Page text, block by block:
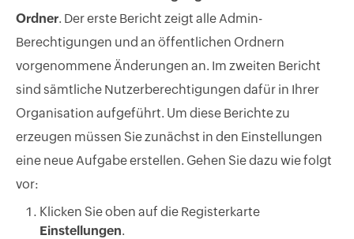
Ordner. Der erste Bericht zeigt alle Admin-
Berechtigungen und an öffentlichen Ordnern
vorgenommene Änderungen an. Im zweiten Bericht
sind sämtliche Nutzerberechtigungen dafür in Ihrer
Organisation aufgeführt. Um diese Berichte zu
erzeugen müssen Sie zunächst in den Einstellungen
eine neue Aufgabe erstellen. Gehen Sie dazu wie folgt
vor:
Klicken Sie oben auf die Registerkarte
Einstellungen.